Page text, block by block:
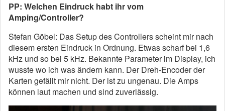
PP: Welchen Eindruck habt ihr vom
Amping/Controller?
Stefan Göbel: Das Setup des Controllers scheint mir nach
diesem ersten Eindruck in Ordnung. Etwas scharf bei 1,6
kHz und so bei 5 kHz. Bekannte Parameter im Display, ich
wusste wo ich was ändern kann. Der Dreh-Encoder der
Karten gefällt mir nicht. Der ist zu ungenau. Die Amps
können laut machen und sind zuverlässig.